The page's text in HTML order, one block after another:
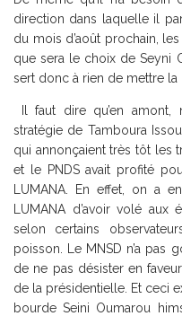
direction dans laquelle il
du mois d’août prochain,
que sera le choix de Seyni
sert donc à rien de mettre
Il faut dire qu’en
stratégie de Tamboura
qui annonçaient très tôt les
et le PNDS avait profité
LUMANA. En effet, on a
LUMANA d’avoir volé
selon certains
poisson. Le MNSD n’a pas
de ne pas désister en
de la présidentielle. Et ceci
bourde Seini Oumarou